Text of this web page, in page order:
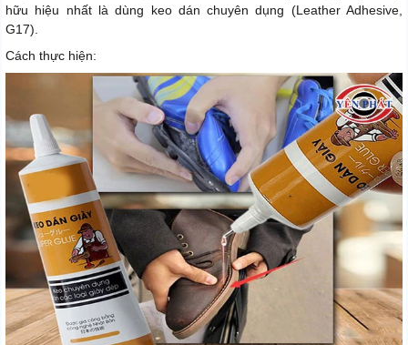
hữu hiệu nhất là dùng keo dán chuyên dụng (Leather Adhesive,
G17).
Cách thực hiện: